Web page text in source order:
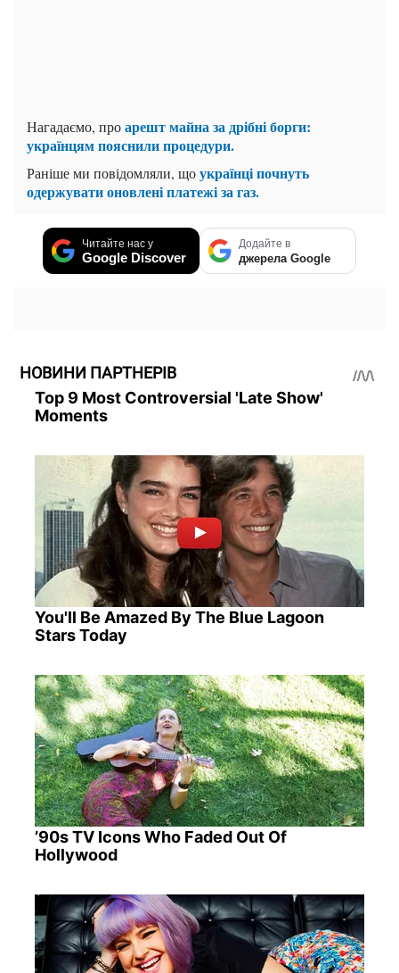
Нагадаємо, проарешт майна за дрібні борги:
українцям пояснили процедури.
Раніше ми повідомляли, щоукраїнці почнуть
одержувати оновлені платежі за газ.
Читайте нас у
Google Discover
Додайте в
джерела Google
НОВИНИ ПАРТНЕРІВ
Top 9 Most Controversial 'Late Show'
Moments
You'll Be Amazed By The Blue Lagoon
Stars Today
’90s TV Icons Who Faded Out Of
Hollywood